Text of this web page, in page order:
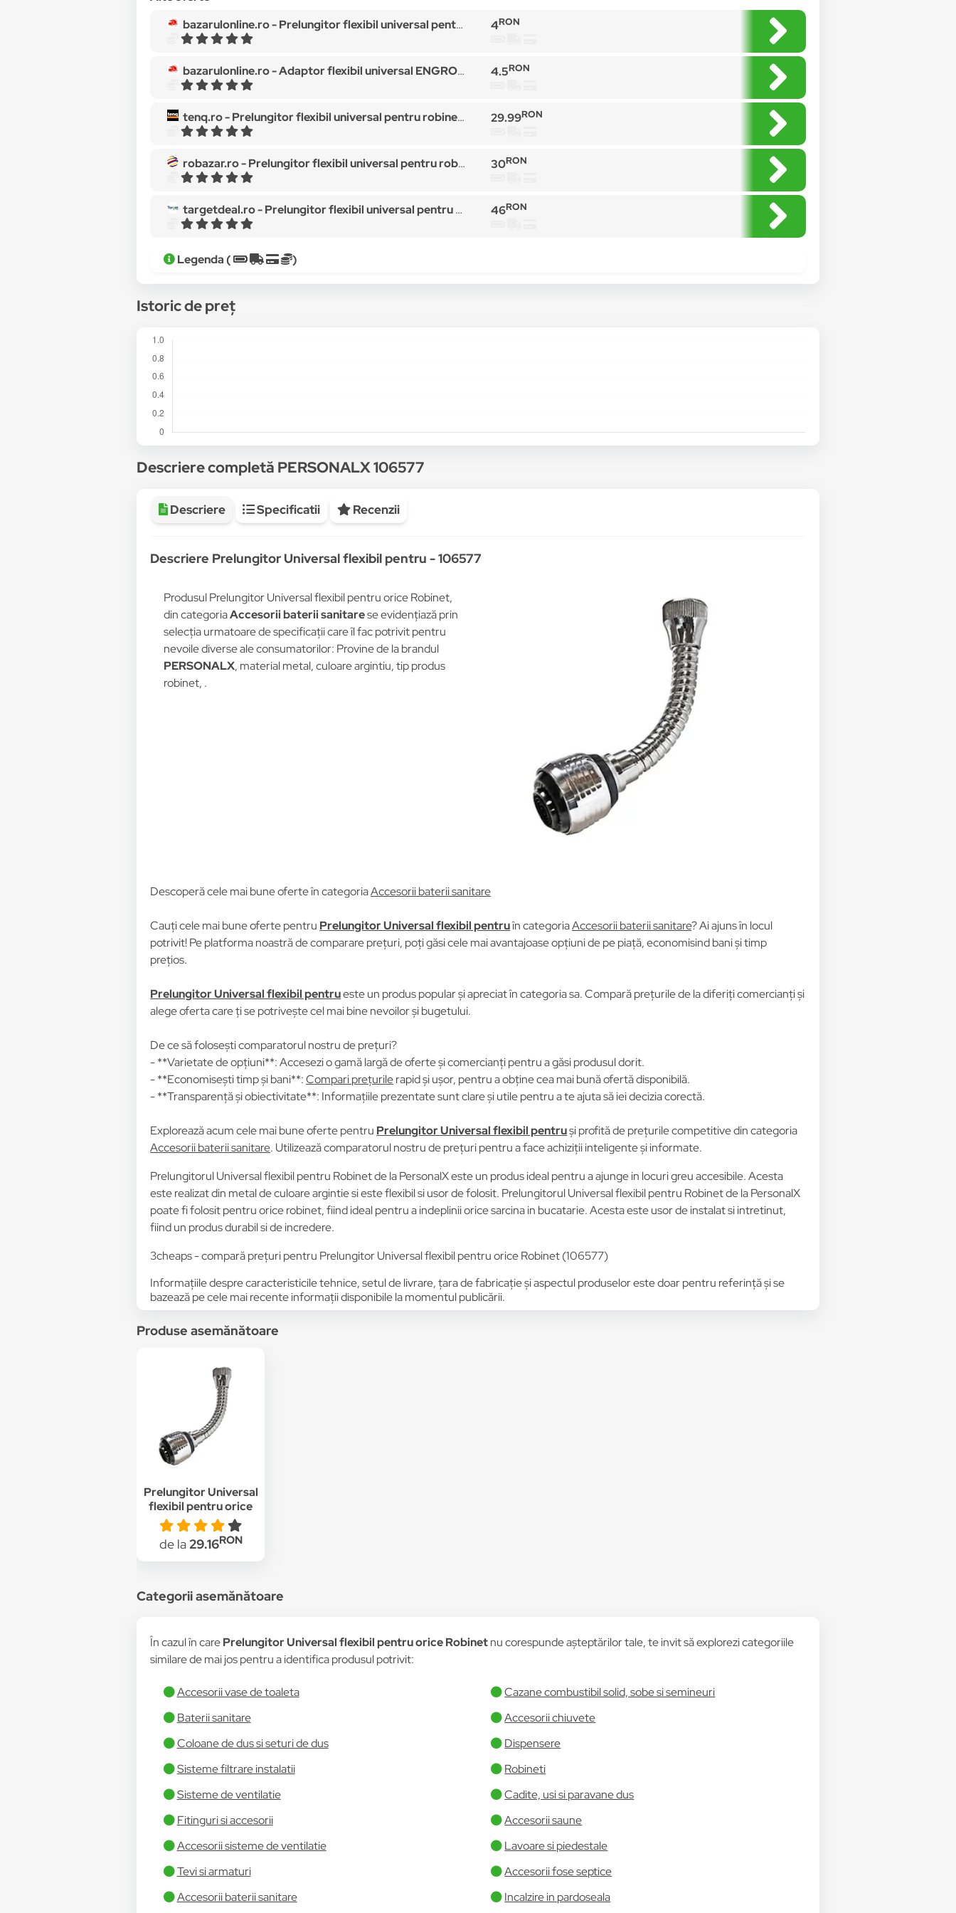
bazarulonline.ro -Prelungitor flexibil universal pentru robinet,13 cm lungime, 2 fluxuri, Argintiu Engros 4RON
bazarulonline.ro -Adaptor flexibil universal ENGROSS, prelungitor pentru robinet chiuveta 2 functii, 360 grade, 15cm 4.5RON
tenq.ro -Prelungitor flexibil universal pentru robinet Turbo Flex 29.99RON
robazar.ro -Prelungitor flexibil universal pentru robinet Turbo Flex. 30RON
targetdeal.ro -Prelungitor flexibil universal pentru robinet Turbo Flex 46RON
Legenda ( )
Istoric de preț
Descriere completă PERSONALX 106577
Descriere Specificatii Recenzii
Descriere Prelungitor Universal flexibil pentru - 106577
Produsul Prelungitor Universal flexibil pentru orice Robinet,
din categoriaAccesorii baterii sanitarese evidențiază prin
selecția urmatoare de specificații care îl fac potrivit pentru
nevoile diverse ale consumatorilor: Provine de la brandul
PERSONALX, material metal, culoare argintiu, tip produs
robinet, .
Descoperă cele mai bune oferte în categoriaAccesorii baterii sanitare
Cauți cele mai bune oferte pentru Prelungitor Universal flexibil pentruîn categoriaAccesorii baterii sanitare? Ai ajuns în locul
potrivit! Pe platforma noastră de comparare prețuri, poți găsi cele mai avantajoase opțiuni de pe piață, economisind bani și timp
prețios.
Prelungitor Universal flexibil pentrueste un produs popular și apreciat în categoria sa. Compară prețurile de la diferiți comercianți și
alege oferta care ți se potrivește cel mai bine nevoilor și bugetului.
De ce să folosești comparatorul nostru de prețuri?
- **Varietate de opțiuni**: Accesezi o gamă largă de oferte și comercianți pentru a găsi produsul dorit.
- **Economisești timp și bani**:Compari prețurilerapid și ușor, pentru a obține cea mai bună ofertă disponibilă.
- **Transparență și obiectivitate**: Informațiile prezentate sunt clare și utile pentru a te ajuta să iei decizia corectă.
Explorează acum cele mai bune oferte pentru Prelungitor Universal flexibil pentruși profită de prețurile competitive din categoria
Accesorii baterii sanitare. Utilizează comparatorul nostru de prețuri pentru a face achiziții inteligente și informate.
Prelungitorul Universal flexibil pentru Robinet de la PersonalX este un produs ideal pentru a ajunge in locuri greu accesibile. Acesta
este realizat din metal de culoare argintie si este flexibil si usor de folosit. Prelungitorul Universal flexibil pentru Robinet de la PersonalX
poate fi folosit pentru orice robinet, fiind ideal pentru a indeplinii orice sarcina in bucatarie. Acesta este usor de instalat si intretinut,
fiind un produs durabil si de incredere.
3cheaps - compară prețuri pentru Prelungitor Universal flexibil pentru orice Robinet (106577)
Informațiile despre caracteristicile tehnice, setul de livrare, țara de fabricație și aspectul produselor este doar pentru referință și se
bazează pe cele mai recente informații disponibile la momentul publicării.
Produse asemănătoare
Prelungitor Universal
flexibil pentru orice
Robinet
de la29.16RON
Categorii asemănătoare
În cazul în carePrelungitor Universal flexibil pentru orice Robinetnu corespunde așteptărilor tale, te invit să explorezi categoriile
similare de mai jos pentru a identifica produsul potrivit:
Accesorii vase de toaleta
Cazane combustibil solid, sobe si semineuri
Baterii sanitare
Accesorii chiuvete
Coloane de dus si seturi de dus
Dispensere
Sisteme filtrare instalatii
Robineti
Sisteme de ventilatie
Cadite, usi si paravane dus
Fitinguri si accesorii
Accesorii saune
Accesorii sisteme de ventilatie
Lavoare si piedestale
Tevi si armaturi
Accesorii fose septice
Accesorii baterii sanitare
Incalzire in pardoseala